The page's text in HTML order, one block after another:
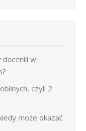
docenili w
czyli 2
może okazać